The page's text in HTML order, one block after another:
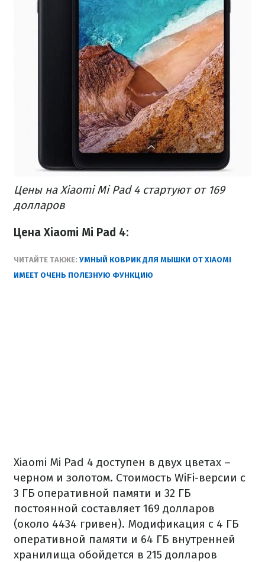
Цены на Xiaomi Mi Pad 4 стартуют от 169
долларов
Цена Xiaomi Mi Pad 4:
ЧИТАЙТЕ ТАКЖЕ: УМНЫЙ КОВРИК ДЛЯ МЫШКИ ОТ XIAOMI
ИМЕЕТ ОЧЕНЬ ПОЛЕЗНУЮ ФУНКЦИЮ
Xiaomi Mi Pad 4 доступен в двух цветах –
черном и золотом. Стоимость WiFi-версии с
3 ГБ оперативной памяти и 32 ГБ
постоянной составляет 169 долларов
(около 4434 гривен). Модификация с 4 ГБ
оперативной памяти и 64 ГБ внутренней
хранилища обойдется в 215 долларов